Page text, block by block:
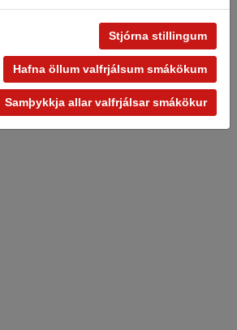
Stjórna stillingum
Hafna öllum valfrjálsum smákökum
Samþykkja allar valfrjálsar smákökur